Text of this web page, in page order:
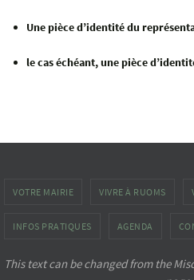
Une pièce d’identité du
le cas échéant, une pièce
VOTRE MAIRIE VIVRE À RUOMS
INFOS PRATIQUES AGENDA
This text can be changed from the